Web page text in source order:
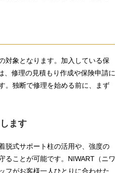
対象となります。加入している保
、修理の見積もり作成や保険申請に
。独断で修理を始める前に、まず
ます
脱式サポート柱の活用や、強度の
ることが可能です。NIWART（ニワ
フがお客様一人ひとりに合わせた